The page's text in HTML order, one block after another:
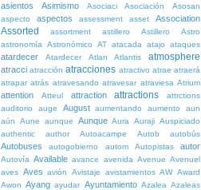
asientos Asimismo Asociaci Asociación
Asosan
aspecto
aspectos assessment asset Association
Assorted assortment astillero Astillero
Astro
astronomía
Astronómico AT atacada atajo ataques
atardecer Atardecer Atlan Atlantis atmosphere
atracci atracción atracciones atractivo atrae atraerá
atrapar atrás atravesando atravesar atraviesa Atrium
attention Atteul attraction attractions
attrctions
auditorio
auge August aumentando aumento
aun
aún
Aune aunque Aunque Aura Auraji Auspiciado
authentic
author Autoacampe Autob autobús
Autobuses autogobierno autom Autopistas autor
Autovía Available avance avenida Avenue Avenuel
aves Aves avión Avistaje avistamientos AW Award
Awon Ayang ayudar Ayuntamiento Azalea Azaleas